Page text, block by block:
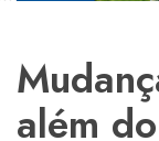
além